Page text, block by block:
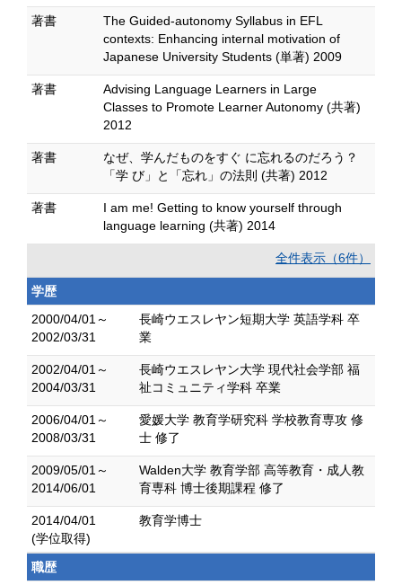
著書
The Guided-autonomy Syllabus in EFL
contexts: Enhancing internal motivation of
Japanese University Students (単著) 2009
著書
Advising Language Learners in Large
Classes to Promote Learner Autonomy (共著)
2012
著書
なぜ、学んだものをすぐ に忘れるのだろう？
「学 び」と「忘れ」の法則 (共著) 2012
著書
I am me! Getting to know yourself through
language learning (共著) 2014
全件表示（6件）
学歴
2000/04/01～
2002/03/31
長崎ウエスレヤン短期大学 英語学科 卒
業
2002/04/01～
2004/03/31
長崎ウエスレヤン大学 現代社会学部 福
祉コミュニティ学科 卒業
2006/04/01～
2008/03/31
愛媛大学 教育学研究科 学校教育専攻 修
士 修了
2009/05/01～
2014/06/01
Walden大学 教育学部 高等教育・成人教
育専科 博士後期課程 修了
2014/04/01
(学位取得)
教育学博士
職歴